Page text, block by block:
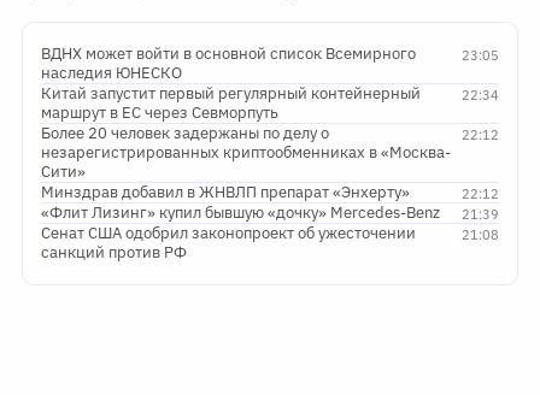
23:05
ВДНХ может войти в основной список Всемирного
наследия ЮНЕСКО
22:34
Китай запустит первый регулярный контейнерный
маршрут в ЕС через Севморпуть
22:12
Более 20 человек задержаны по делу о
незарегистрированных криптообменниках в «Москва-
Сити»
22:12
Минздрав добавил в ЖНВЛП препарат «Энхерту»
21:39
«Флит Лизинг» купил бывшую «дочку» Mercedes-Benz
21:08
Сенат США одобрил законопроект об ужесточении
санкций против РФ